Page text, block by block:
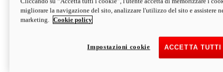
da CHF 13´990
Configura Scopri di più
newV2
da CHF 15´990
migliorare la navigazione del sito, analizzare l'utilizzo del sito e assistere
marketing.
Cookie policy
ACCETTA
Impostazioni cookie